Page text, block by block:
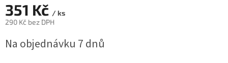
351 Kč / ks
290 Kč bez DPH
cena:
Na objednávku 7 dnů